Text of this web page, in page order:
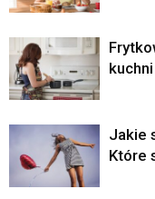
kuchni
Jakie
Które